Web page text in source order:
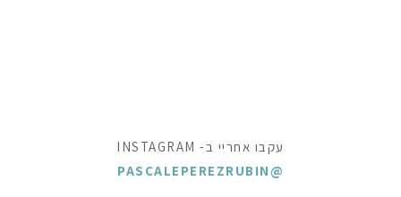
עקבו אחריי ב- INSTAGRAM
@PASCALEPEREZRUBIN